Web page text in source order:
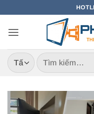
nội
Tìm
kiếm: